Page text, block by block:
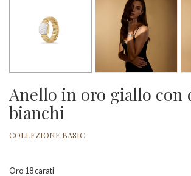
Anello in oro giallo con
bianchi
COLLEZIONE BASIC
Oro 18 carati